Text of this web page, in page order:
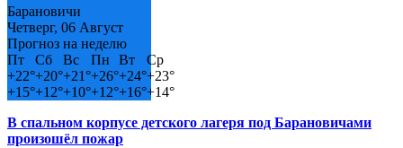
Барановичи
Четверг, 06 Август
Прогноз на неделю
Пт
Сб Вс Пн Вт
Ср
+22°+20°+21°+26°+24°+23°
+15°+12°+10°+12°+16°+14°
В спальном корпусе детского лагеря под Барановичами
произошёл пожар